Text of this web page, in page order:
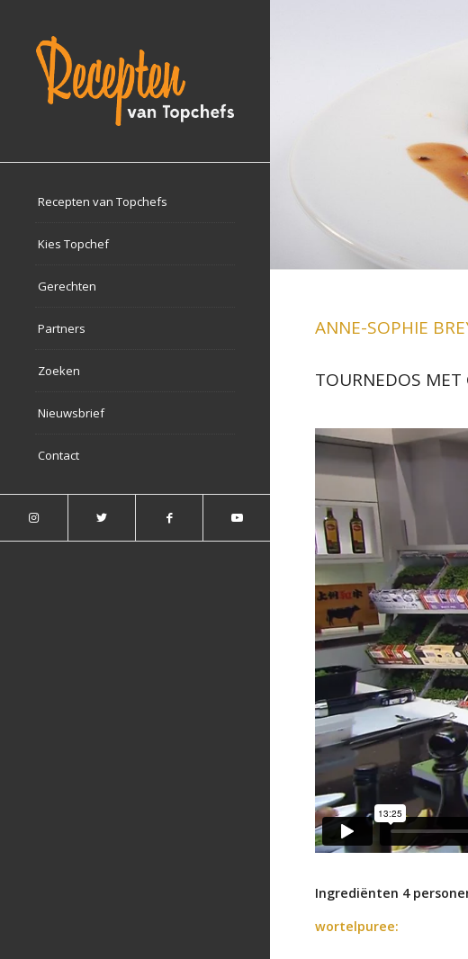
Recepten van Topchefs
Kies Topchef
Gerechten
Partners
Zoeken
Nieuwsbrief
Contact
ANNE-SOPHIE
TOURNEDOS MET
Ingrediënten 4
wortelpuree: